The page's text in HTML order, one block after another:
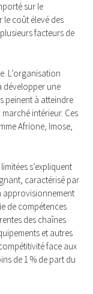
sur le
le coût élevé des
facteurs de
L’organisation
développer une
peinent à atteindre
intérieur. Ces
Afrione, Imose,
s’expliquent
caractérisé par
approvisionnement
de compétences
des chaînes
et autres
face aux
de 1 % de part du